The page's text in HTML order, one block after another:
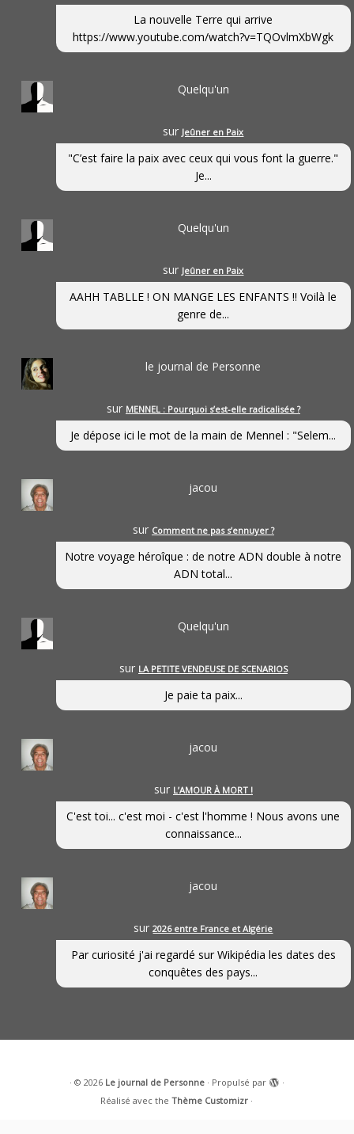
La nouvelle Terre qui arrive
https://www.youtube.com/watch?v=TQOvlmXbWgk
Quelqu'un
sur Jeûner en Paix
"C’est faire la paix avec ceux qui vous font la guerre."
Je...
Quelqu'un
sur Jeûner en Paix
AAHH TABLLE ! ON MANGE LES ENFANTS !! Voilà le
genre de...
le journal de Personne
sur MENNEL : Pourquoi s’est-elle radicalisée ?
Je dépose ici le mot de la main de Mennel : "Selem...
jacou
sur Comment ne pas s’ennuyer ?
Notre voyage héroîque : de notre ADN double à notre
ADN total...
Quelqu'un
sur LA PETITE VENDEUSE DE SCENARIOS
Je paie ta paix...
jacou
sur L’AMOUR À MORT !
C'est toi... c'est moi - c'est l'homme ! Nous avons une
connaissance...
jacou
sur2026 entre France et Algérie
Par curiosité j'ai regardé sur Wikipédia les dates des
conquêtes des pays...
· © 2026 Le journal de Personne· Propulsé par
·
Réalisé avec theThème Customizr ·